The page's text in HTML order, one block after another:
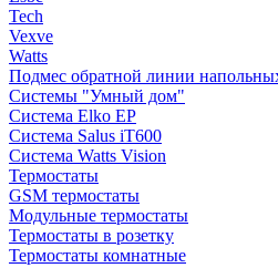
Tech
Vexve
Watts
Подмес обратной линии
Системы "Умный дом"
Система Elko EP
Система Salus iT600
Система Watts Vision
Термостаты
GSM термостаты
Модульные термостаты
Термостаты в розетку
Термостаты комнатные